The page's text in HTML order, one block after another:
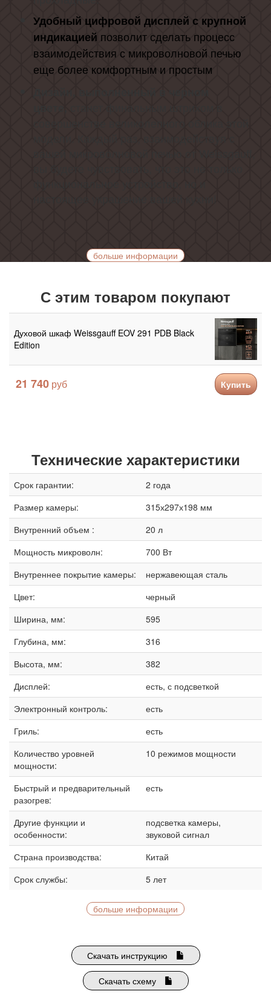
Удобный цифровой дисплей с крупной
индикацией позволит сделать процесс
взаимодействия с микроволновой печью
еще более комфортным и простым
больше информации
С этим товаром покупают
Духовой шкаф Weissgauff EOV 291 PDB Black
Edition
21 740 Купить
Технические характеристики
Срок гарантии:
2 года
Размер камеры:
315х297х198 мм
Внутренний объем :
20 л
Мощность микроволн:
700 Вт
Внутреннее покрытие камеры:
нержавеющая сталь
Цвет:
черный
Ширина, мм:
595
Глубина, мм:
316
Высота, мм:
382
Дисплей:
есть, с подсветкой
Электронный контроль:
есть
Гриль:
есть
Количество уровней
мощности:
10 режимов мощности
Быстрый и предварительный
разогрев:
есть
Другие функции и
особенности:
подсветка камеры,
звуковой сигнал
Страна производства:
Китай
Срок службы:
5 лет
больше информации
Скачать инструкцию
Скачать схему